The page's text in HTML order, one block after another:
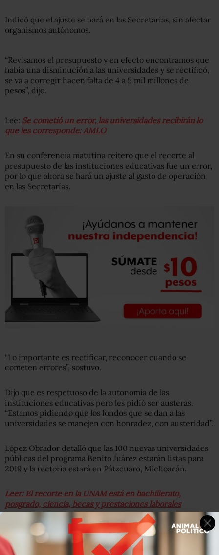
Indicó que el ajuste se hará en las Secretarías, sin afectar
organismos autónomos.
“Revisamos el presupuesto y en efecto encontramos que
había una disminución a las universidades y se rectificó,
se va a corregir hacen falta de 4 a 5 mil millones de
pesos”, dijo.
Lee: Se cometió un error, las universidades recibirán lo
que les corresponde: AMLO
En su conferencia matutina reiteró que el recorte al
presupuesto de las instituciones educativas fue un error,
por lo que ahora se hará un ajuste al gasto de operación
en las Secretarías.
“Lo importante es rectificar, reconocer cuando se
cometen errores”, sostuvo.
Dijo que es respetuoso de la autonomía de las
instituciones educativas pero les pidió ser austeras.
“Estamos pidiendo que los fondos que se dan a las
universidades se manejen con honradez, con austeridad”.
López Obrador detalló que las 100 nuevas universidades
públicas del programa Benito Juárez estarán listas para
2019 y la rectoría estará en Pátzcuaro, Michoacán.
Leer: El recorte en la UNAM está en bachillerato,
posgrado, ciencia, becas y prestaciones laborales